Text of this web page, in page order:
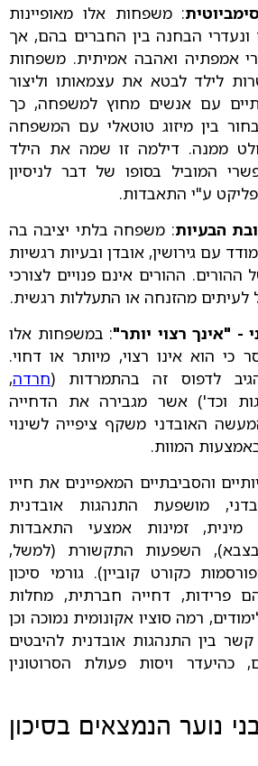
: משפחות אלו מאופיינות
ונעדרי הבחנה בין החברים בהם, אך
אמפתיה ואהבה אמיתית. משפחות
לילד לבטא את עצמאותו וליצור
עם אנשים מחוץ למשפחה, כך
בין מיזוג טוטאלי עם המשפחה
ממנה. דילמה זו שמה את הילד
המוביל בסופו של דבר לניסיון
ע"י התאבדות.
הבעיות: משפחה בלתי יציבה בה
עם גירושין, אובדן ובעיות רגשיות
ההורים. ההורים אינם פנויים לצורכי
לעיתים מהזנחה או התעללות רגשית.
- "אינך רצוי יותר": במשפחות אלו
כי הוא אינו רצוי, מיותר או דחוי.
לדפוס זה בהתמרדות (חרדה,
וכד') אשר מגבירה את הדחייה
האובדני משקף ציפייה לשינוי
המוות.
והסביבתיים המאפיינים את חייו
מושפעת התנהגות אובדנית
מינית, זמינות אמצעי התאבדות
השפעות התקשורת (למשל,
כקורט קוביין). גורמי סיכון
הם פרידות, דחייה חברתית, מחלות
רמה סוציו אקונומית נמוכה וכן
בין התנהגות אובדנית להיבטים
כהיעדר ויסות פעולת הסרוטונין
נוער הנמצאים בסיכון